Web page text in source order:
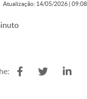
Atualização: 14/05/2026 | 09:08